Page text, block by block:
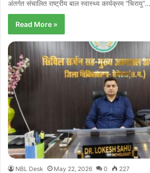
अंतर्गत संचालित राष्ट्रीय बाल स्वास्थ्य कार्यक्रम “चिरायु”…
Read More »
NBL Desk May 22, 2026 0 227